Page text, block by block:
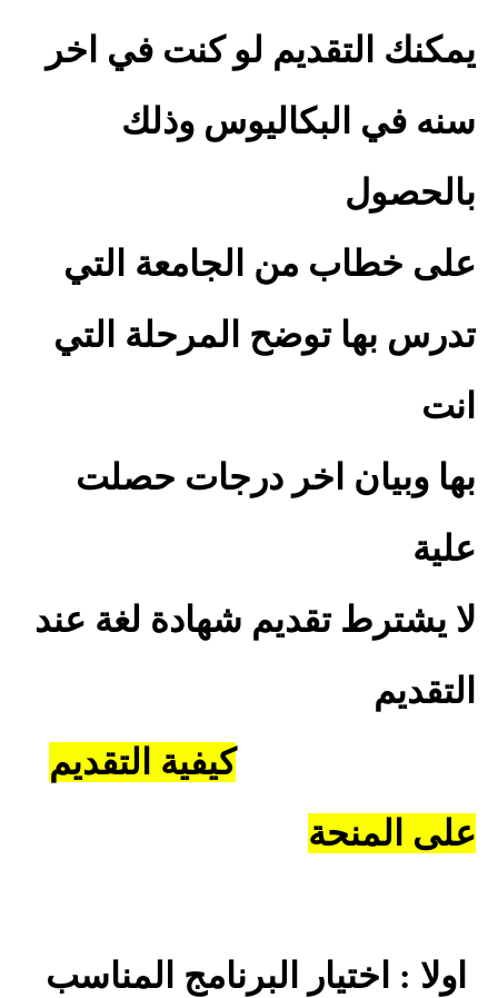
يمكنك التقديم لو كنت في اخر
سنه في البكاليوس وذلك
بالحصول
على خطاب من الجامعة التي
تدرس بها توضح المرحلة التي
انت
بها وبيان اخر درجات حصلت
علية
لا يشترط تقديم شهادة لغة عند
التقديم
كيفية التقديم
على المنحة
اولا : اختيار البرنامج المناسب